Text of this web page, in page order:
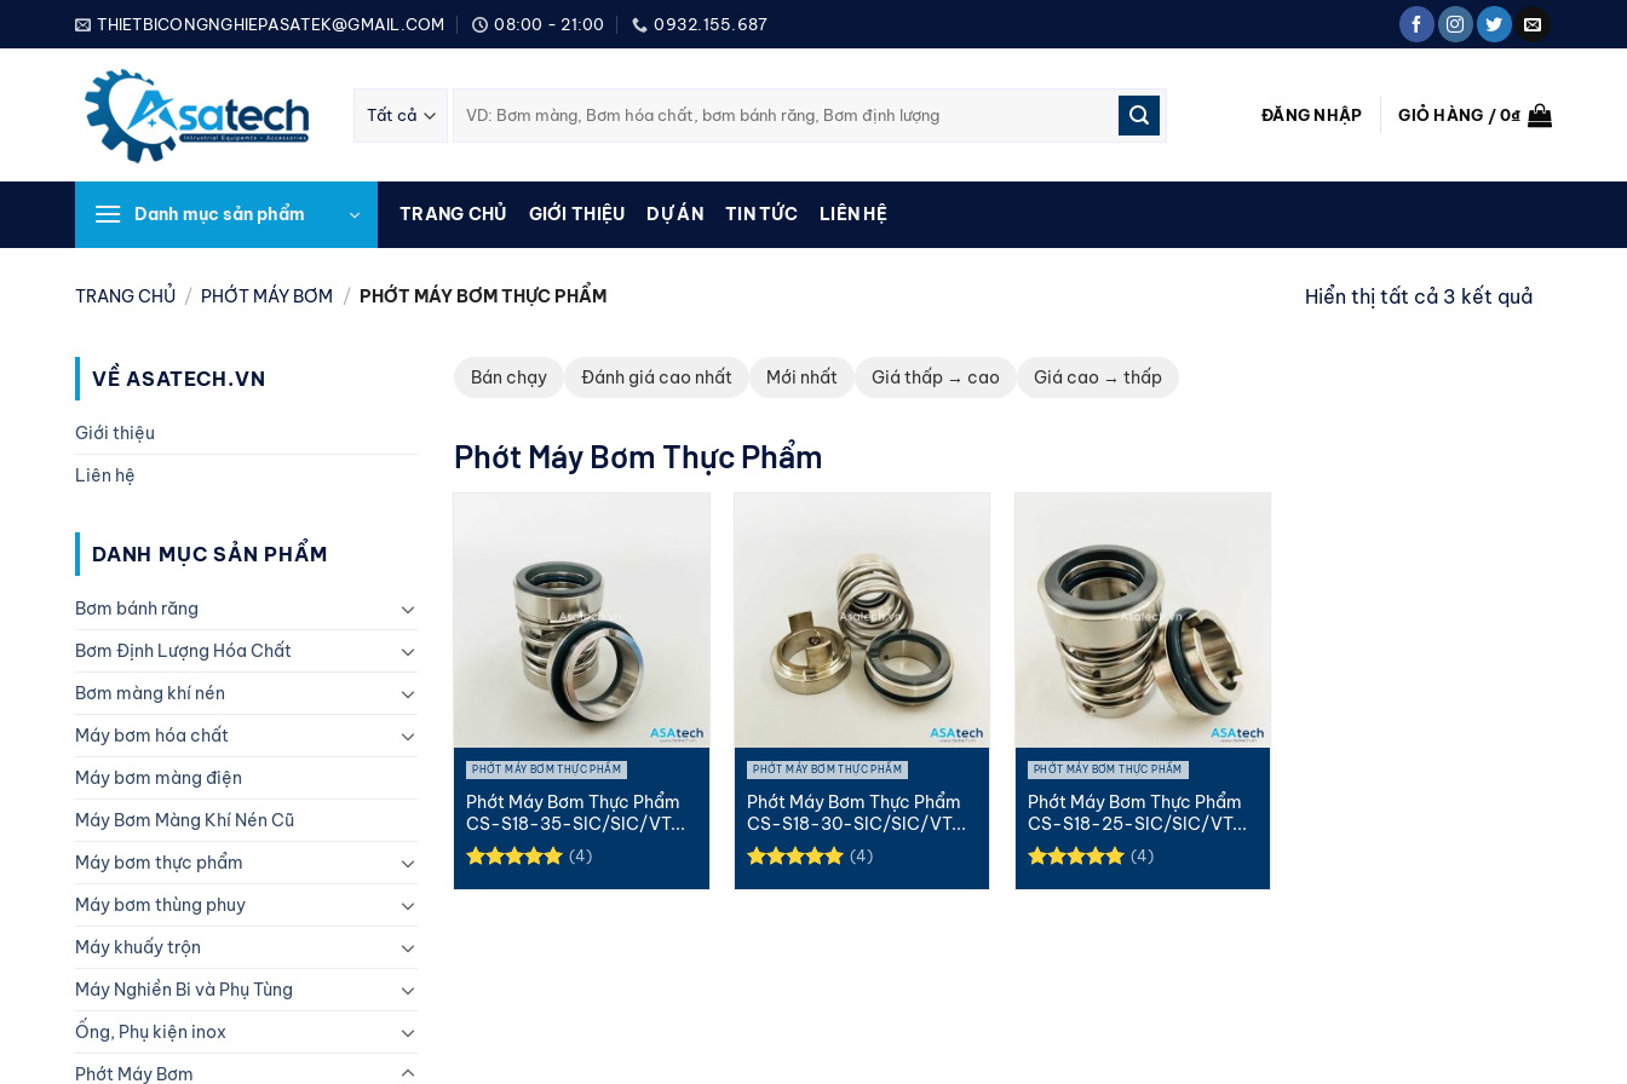
qua
THIETBICONGNGHIEPASATEK@GMAIL.COM 08:00 - 21:00 0932.155.687
kiếm:
ĐĂNG NHẬP GIỎ HÀNG /0₫
Danh mục sản phẩm TRANG CHỦ GIỚI THIỆU DỰ ÁN TIN TỨC LIÊN HỆ
TRANG CHỦ / PHỚT MÁY BƠM / PHỚT MÁY BƠM THỰC PHẨM Hiển thị tất cả 3 kết quảĐã
VỀ ASATECH.VN
Giới thiệu
Liên hệ
DANH MỤC SẢN PHẨM
Bơm bánh răng
Bơm Định Lượng Hóa Chất
Bơm màng khí nén
Máy bơm hóa chất
Máy bơm màng điện
Máy Bơm Màng Khí Nén Cũ
Máy bơm thực phẩm
Máy bơm thùng phuy
Máy khuấy trộn
Máy Nghiền Bi và Phụ Tùng
Ống, Phụ kiện inox
Phớt Máy Bơm
Bán chạy Đánh giá cao nhất Mới nhất Giá thấp → cao Giá cao → thấp
Phớt Máy Bơm Thực Phẩm
PHỚT MÁY BƠM THỰC PHẨM
Phớt Máy Bơm Thực Phẩm
CS-S18-35-SIC/SIC/VT...
(4)
PHỚT MÁY BƠM THỰC PHẨM
Phớt Máy Bơm Thực Phẩm
CS-S18-30-SIC/SIC/VT...
(4)
PHỚT MÁY BƠM THỰC PHẨM
Phớt Máy Bơm Thực Phẩm
CS-S18-25-SIC/SIC/VT...
(4)